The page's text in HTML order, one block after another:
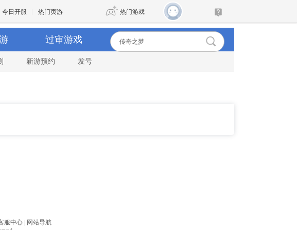
今日开服 热门页游 热门游戏
魔兽 DNF
过审游戏
新游预约 发号
服中心
网站导航